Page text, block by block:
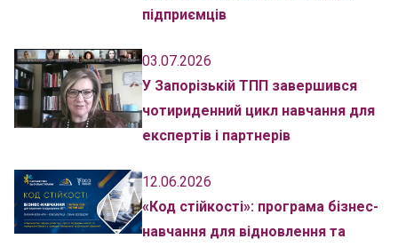
підприємців
03.07.2026
У Запорізькій ТПП завершився
чотириденний цикл навчання для
експертів і партнерів
12.06.2026
«Код стійкості»: програма бізнес-
навчання для відновлення та